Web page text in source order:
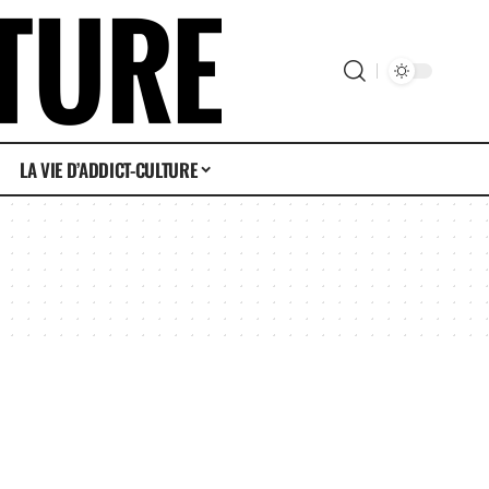
LA VIE D’ADDICT-CULTURE